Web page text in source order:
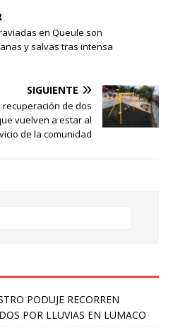
en Queule son
y salvas tras intensa
SIGUIENTE
recuperación de dos
vuelven a estar al
de la comunidad
PODUJE RECORREN
POR LLUVIAS EN LUMACO